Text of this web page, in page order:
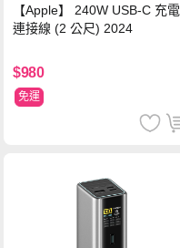
【Apple】 240W USB-C 充電
連接線 (2 公尺) 2024
$980
免運